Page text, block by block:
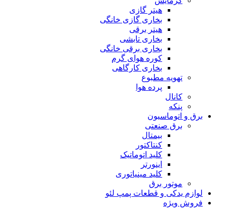
هیتر گازی
بخاری گازی خانگی
هیتر برقی
بخاری تابشی
بخاری برقی خانگی
کوره هوای گرم
بخاری کارگاهی
تهویه مطبوع
پرده هوا
کانال
پنکه
برق و اتوماسیون
برق صنعتی
بیمتال
کنتاکتور
کلید اتوماتیک
اینورتر
کلید مینیاتوری
موتور برق
لوازم یدکی و قطعات پمپ لئو
فروش ویژه